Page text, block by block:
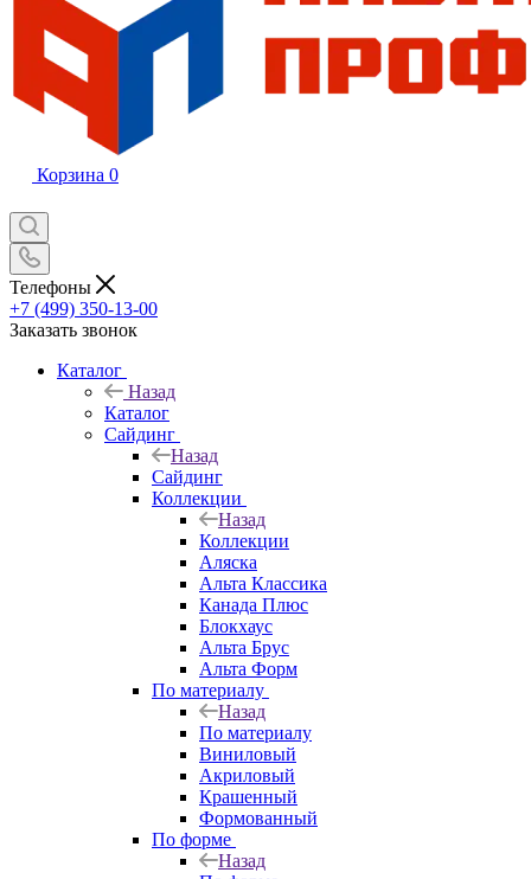
Корзина 0
Телефоны
+7 (499) 350-13-00
Заказать звонок
Каталог
Назад
Каталог
Сайдинг
Назад
Сайдинг
Коллекции
Назад
Коллекции
Аляска
Альта Классика
Канада Плюс
Блокхаус
Альта Брус
Альта Форм
По материалу
Назад
По материалу
Виниловый
Акриловый
Крашенный
Формованный
По форме
Назад